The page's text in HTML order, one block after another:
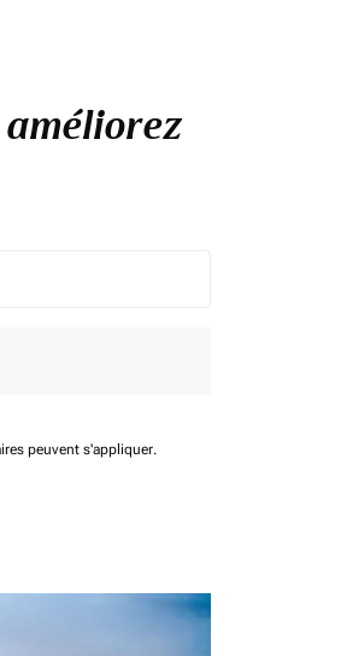
améliorez
option Round trip Selected
peuvent s'appliquer.